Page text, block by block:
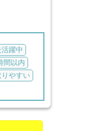
躍中
間以内
やすい